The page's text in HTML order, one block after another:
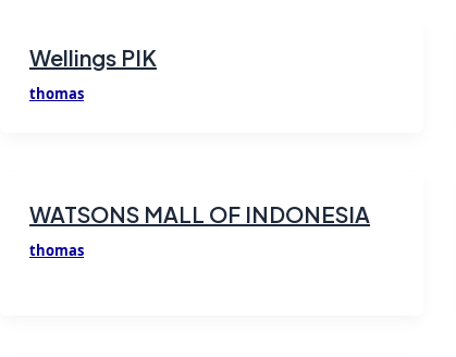
Wellings PIK
thomas
WATSONS MALL OF INDONESIA
thomas